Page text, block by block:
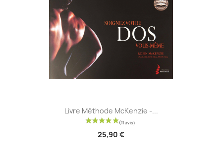
Livre Méthode McKenzie -...
25,90 €